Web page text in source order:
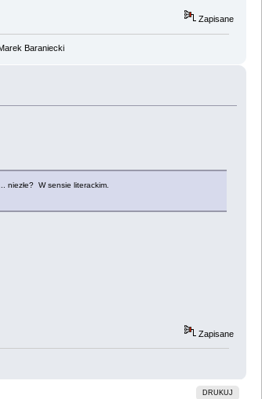
Zapisane
Baraniecki
niezłe? W sensie literackim.
Zapisane
DRUKUJ